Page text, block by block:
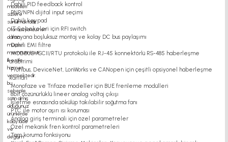
Dahili PID feedback kontrol
PNP/NPN dijital input seçimi
Dahili keypad
IT Şebekeleri için RFI switch
Yanyana boşluksuz montaj ve kolay DC bus paylaşımı
Dahili EMI filtre
MODBUS ASCII/RTU protokolü ile RJ-45 konnektörlü RS-485 haberleşme
arabirimi
Profibus, DeviceNet, LonWorks ve CANopen için çeşitli opsiyonel haberleşme
kartları
Monofaze ve Trifaze modeller için BUE frenleme modülleri
8bit çözünürlüklü lineer analog voltaj çıkışı
İşletme esnasında sökülüp takılabilir soğutma fanı
PTC ile motor aşırı ısı koruması
Analog giriş terminali için özel parametreler
Özel mekanik fren kontrol parametreleri
Tam koruma fonksiyonu